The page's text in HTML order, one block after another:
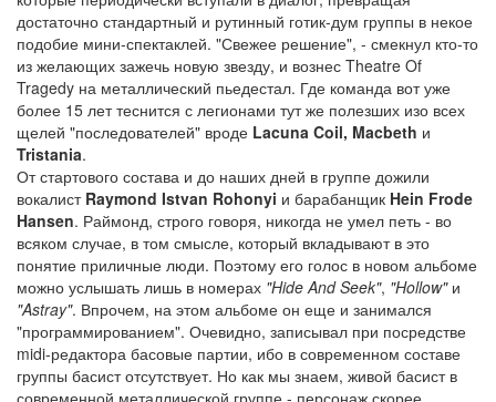
достаточно стандартный и рутинный готик-дум группы в некое
подобие мини-спектаклей. "Свежее решение", - смекнул кто-то
из желающих зажечь новую звезду, и вознес Theatre Of
Tragedy на металлический пьедестал. Где команда вот уже
более 15 лет теснится с легионами тут же полезших изо всех
щелей "последователей" вроде Lacuna Coil, Macbeth и
Tristania.
От стартового состава и до наших дней в группе дожили
вокалист Raymond Istvan Rohonyi и барабанщик Hein Frode
Hansen. Раймонд, строго говоря, никогда не умел петь - во
всяком случае, в том смысле, который вкладывают в это
понятие приличные люди. Поэтому его голос в новом альбоме
можно услышать лишь в номерах "Hide And Seek", "Hollow"и
"Astray". Впрочем, на этом альбоме он еще и занимался
"программированием". Очевидно, записывал при посредстве
midi-редактора басовые партии, ибо в современном составе
группы басист отсутствует. Но как мы знаем, живой басист в
современной металлической группе - персонаж скорее